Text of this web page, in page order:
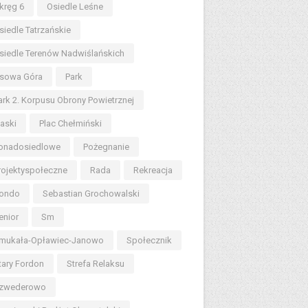
6 Osiedle Leśne
Tatrzańskie
Terenów Nadwiślańskich
Góra Park
2. Korpusu Obrony Powietrznej
Plac Chełmiński
Pożegnanie
Rada Rekreacja
Sebastian Grochowalski
Sm
Opławiec-Janowo Społecznik
Fordon Strefa Relaksu